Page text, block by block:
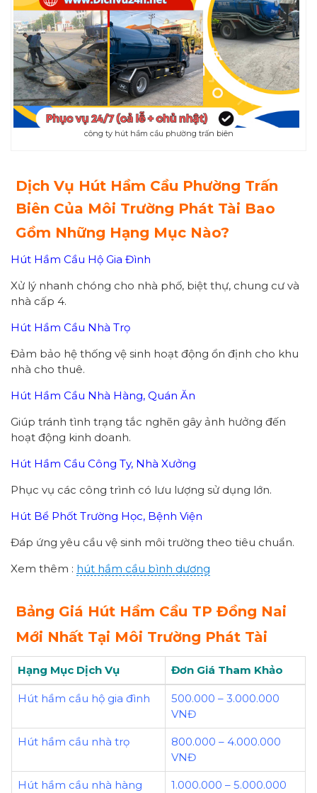
công ty hút hầm cầu phường trấn biên
Dịch Vụ Hút Hầm Cầu Phường Trấn
Biên Của Môi Trường Phát Tài Bao
Gồm Những Hạng Mục Nào?
Hút Hầm Cầu Hộ Gia Đình
Xử lý nhanh chóng cho nhà phố, biệt thự, chung cư và
nhà cấp 4.
Hút Hầm Cầu Nhà Trọ
Đảm bảo hệ thống vệ sinh hoạt động ổn định cho khu
nhà cho thuê.
Hút Hầm Cầu Nhà Hàng, Quán Ăn
Giúp tránh tình trạng tắc nghẽn gây ảnh hưởng đến
hoạt động kinh doanh.
Hút Hầm Cầu Công Ty, Nhà Xưởng
Phục vụ các công trình có lưu lượng sử dụng lớn.
Hút Bể Phốt Trường Học, Bệnh Viện
Đáp ứng yêu cầu vệ sinh môi trường theo tiêu chuẩn.
Xem thêm : hút hầm cầu bình dương
Bảng Giá Hút Hầm Cầu TP Đồng Nai
Mới Nhất Tại Môi Trường Phát Tài
Hạng Mục Dịch Vụ Đơn Giá Tham Khảo
Hút hầm cầu hộ gia đình
500.000 – 3.000.000
VNĐ
Hút hầm cầu nhà trọ
800.000 – 4.000.000
VNĐ
Hút hầm cầu nhà hàng
1.000.000 – 5.000.000